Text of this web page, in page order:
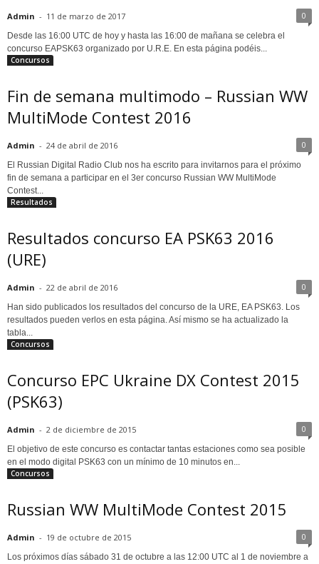
Admin - 11 de marzo de 2017 0
Desde las 16:00 UTC de hoy y hasta las 16:00 de mañana se celebra el
concurso EAPSK63 organizado por U.R.E. En esta página podéis...
Concursos
Fin de semana multimodo – Russian WW
MultiMode Contest 2016
Admin - 24 de abril de 2016 0
El Russian Digital Radio Club nos ha escrito para invitarnos para el próximo
fin de semana a participar en el 3er concurso Russian WW MultiMode
Contest...
Resultados
Resultados concurso EA PSK63 2016
(URE)
Admin - 22 de abril de 2016 0
Han sido publicados los resultados del concurso de la URE, EA PSK63. Los
resultados pueden verlos en esta página. Así mismo se ha actualizado la
tabla...
Concursos
Concurso EPC Ukraine DX Contest 2015
(PSK63)
Admin - 2 de diciembre de 2015 0
El objetivo de este concurso es contactar tantas estaciones como sea posible
en el modo digital PSK63 con un mínimo de 10 minutos en...
Concursos
Russian WW MultiMode Contest 2015
Admin - 19 de octubre de 2015 0
Los próximos días sábado 31 de octubre a las 12:00 UTC al 1 de noviembre a